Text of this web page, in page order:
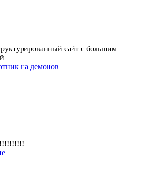
сайт с большим
на демонов